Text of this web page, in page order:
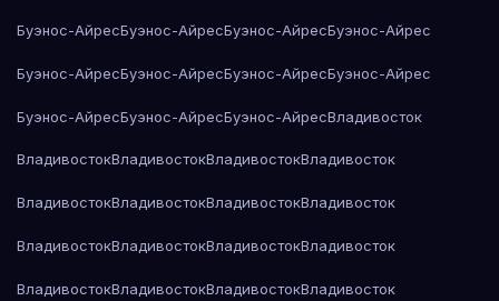
Буэнос-АйресБуэнос-АйресБуэнос-АйресБуэнос-Айрес
Буэнос-АйресБуэнос-АйресБуэнос-АйресБуэнос-Айрес
Буэнос-АйресБуэнос-АйресБуэнос-АйресВладивосток
ВладивостокВладивостокВладивостокВладивосток
ВладивостокВладивостокВладивостокВладивосток
ВладивостокВладивостокВладивостокВладивосток
ВладивостокВладивостокВладивостокВладивосток